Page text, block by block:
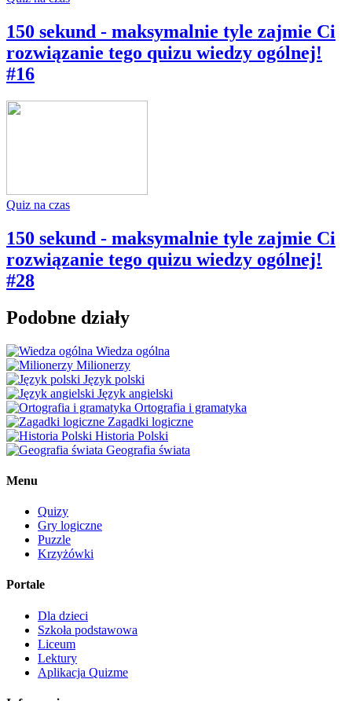
150 sekund - maksymalnie tyle zajmie Ci
rozwiązanie tego quizu wiedzy ogólnej!
#16
Quiz na czas
150 sekund - maksymalnie tyle zajmie Ci
rozwiązanie tego quizu wiedzy ogólnej!
#28
Podobne działy
Wiedza ogólna
Milionerzy
Język polski
Język angielski
Ortografia i gramatyka
Zagadki logiczne
Historia Polski
Geografia świata
Menu
Quizy
Gry logiczne
Puzzle
Krzyżówki
Portale
Dla dzieci
Szkoła podstawowa
Liceum
Lektury
Aplikacja Quizme